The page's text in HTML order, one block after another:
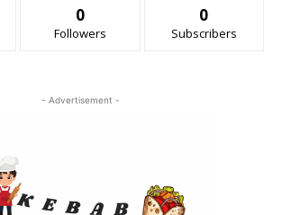
0
Followers
0
Subscribers
- Advertisement -